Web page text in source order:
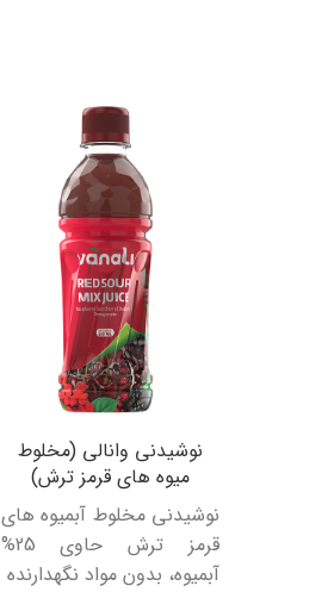
نوشیدنی وانالی (مخلوط
میوه های قرمز ترش)
نوشیدنی مخلوط آبمیوه های
قرمز ترش حاوی 25%
آبمیوه، بدون مواد نگهدارنده